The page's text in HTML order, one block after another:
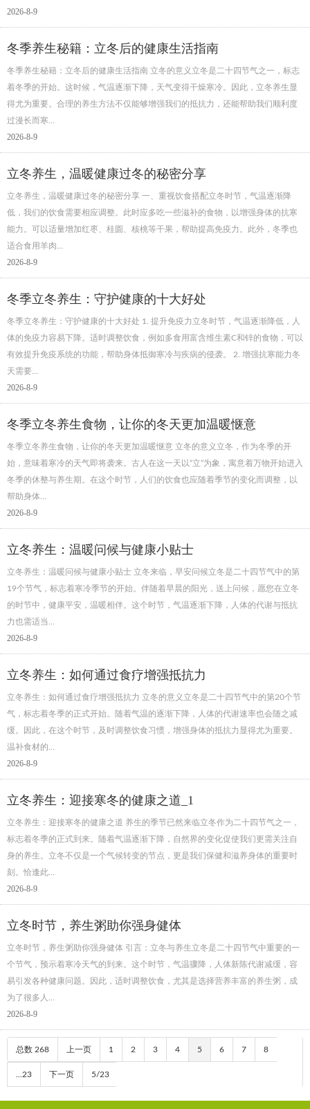
2026-8-9
冬季养生秘籍：立冬后的健康生活指南
冬季养生秘籍：立冬后的健康生活指南 立冬的意义立冬是二十四节气之一，标志
着冬季的开始。这时候，气温逐渐下降，天气变得干燥寒冷。因此，立冬养生显
得尤为重要。合理的养生方法不仅能够增强我们的抵抗力，还能帮助我们顺利度
过漫长而寒…
2026-8-9
立冬养生，温暖健康过冬的秘密分享
立冬养生，温暖健康过冬的秘密分享 一、重视饮食搭配立冬时节，气温逐渐降
低，我们的饮食需要相应调整。此时应多吃一些滋补的食物，以增强身体的抗寒
能力。可以适量增加红枣、桂圆、核桃等干果，帮助提高免疫力。此外，冬季也
适合食用羊肉…
2026-8-9
冬季立冬养生：守护健康的十大好处
冬季立冬养生：守护健康的十大好处 1. 提升免疫力立冬时节，气温逐渐降低，人
体的免疫力容易下降。适时调整饮食，例如多食用富含维生素C和锌的食物，可以
有效提升免疫系统的功能，帮助身体抵御寒冷与疾病的侵袭。 2. 增强抗寒能力冬
天需要…
2026-8-9
冬季立冬养生食物，让你的冬天更加温暖惬意
冬季立冬养生食物，让你的冬天更加温暖惬意 立冬的意义立冬，作为冬季的开
始，意味着寒冷的天气即将袭来。古人在这一天以“立”为象，寓意着万物开始进入
冬季的休整与养生期。在这个时节，人们的饮食也应随着季节的变化而调整，以
帮助身体…
2026-8-9
立冬养生：温暖问候与健康小贴士
立冬养生：温暖问候与健康小贴士 立冬来临，早安问候立冬是二十四节气中的第
19个节气，标志着寒冷季节的开始。伴随着早晨的阳光，送上问候，愿您在立冬
的时节中，健康平安，温暖相伴。这个时节，气温逐渐下降，人体的代谢与抵抗
力也需适当…
2026-8-9
立冬养生：如何通过食疗增强抵抗力
立冬养生：如何通过食疗增强抵抗力 立冬的意义立冬是二十四节气中的第20个节
气，标志着冬季的正式开始。随着气温的逐渐下降，人体的代谢速率也会随之减
缓。因此，在这个时节，及时调整饮食习惯，增强身体的抵抗力显得尤为重要。
温补食材的…
2026-8-9
立冬养生：迎接寒冬的健康之道_1
立冬养生：迎接寒冬的健康之道 养生的季节已然来临立冬作为二十四节气之一，
标志着冬季的正式到来。随着气温逐渐下降，自然界的变化促使我们更需关注自
身的养生。立冬不仅是一个气候转变的节点，更是我们保健和滋养身体的重要时
刻。恰逢此…
2026-8-9
立冬时节，养生粥助你强身健体
立冬时节，养生粥助你强身健体 引言：立冬与养生立冬是二十四节气中重要的一
个节气，预示着寒冷天气的到来。这个时节，气温骤降，人体新陈代谢减缓，容
易引发各种健康问题。因此，适时调整饮食，尤其是选择营养丰富的养生粥，成
为了很多人…
2026-8-9
总数 268 上一页 1 2 3 4 5 6 7 8
...23 下一页 5/23